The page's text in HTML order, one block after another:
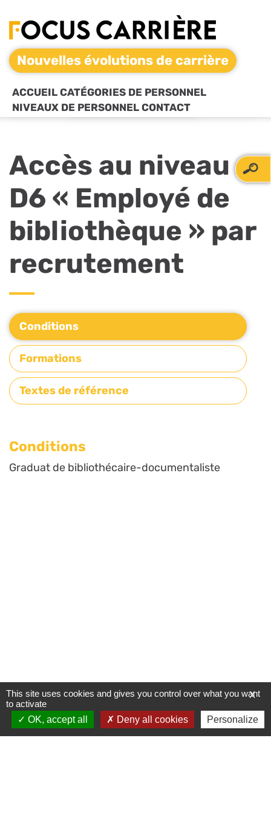
Nouvelles évolutions de carrière
ACCUEIL CATÉGORIES DE PERSONNEL
NIVEAUX DE PERSONNEL CONTACT
Accès au niveau
D6 « Employé de
bibliothèque » par
recrutement
Conditions
Formations
Textes de référence
Conditions
Graduat de bibliothécaire-documentaliste
X
This site uses cookies and gives you control over what you want
to activate
OK, accept all
Deny all cookies Personalize